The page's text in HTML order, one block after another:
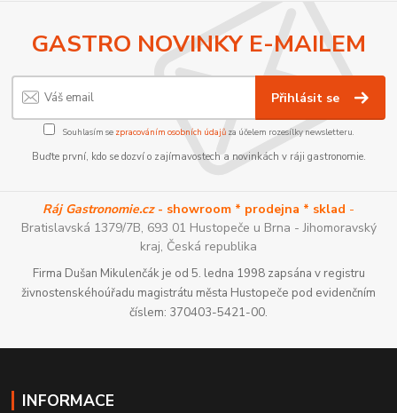
GASTRO NOVINKY E-MAILEM
Přihlásit se
Souhlasím se zpracováním osobních údajůza účelem rozesílky newsletteru.
Buďte první, kdo se dozví o zajímavostech a novinkách v ráji gastronomie.
Ráj Gastronomie.cz- showroom * prodejna * sklad -
Bratislavská 1379/7B, 693 01 Hustopeče u Brna - Jihomoravský
kraj, Česká republika
Firma Dušan Mikulenčák je od 5. ledna 1998 zapsána v registru
živnostenskéhoúřadu magistrátu města Hustopeče pod evidenčním
číslem: 370403-5421-00.
INFORMACE